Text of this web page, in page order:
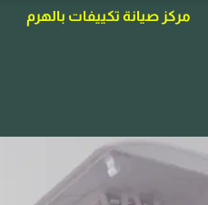
مركز صيانة تكييفات بالهرم